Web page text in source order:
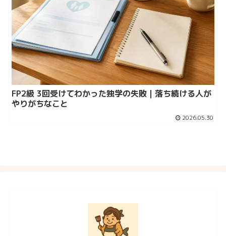
FP2級 3回受けてわかった独学の失敗｜落ち続ける人が
やりがちなこと
2026.05.30